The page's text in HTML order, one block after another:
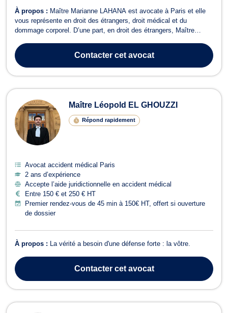
À propos : Maître Marianne LAHANA est avocate à Paris et elle
vous représente en droit des étrangers, droit médical et du
dommage corporel. D’une part, en droit des étrangers, Maître
obtenir des conseils et/ou un accompagnement dans la
régularisation de leur situation en Franc...
Contactercet avocat
Maître Léopold EL GHOUZZI
Répond rapidement
Avocat accident médical Paris
2 ans d’expérience
Accepte l’aide juridictionnelle en accident médical
Entre 150 € et 250 € HT
Premier rendez-vous de 45 min à 150€ HT, offert si ouverture
de dossier
À propos : La vérité a besoin d'une défense forte : la vôtre.
Contactercet avocat